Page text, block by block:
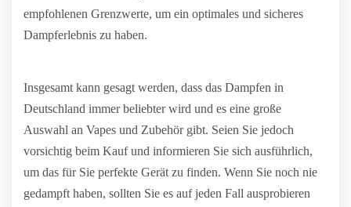
empfohlenen Grenzwerte, um ein optimales und sicheres
Dampferlebnis zu haben.
Insgesamt kann gesagt werden, dass das Dampfen in
Deutschland immer beliebter wird und es eine große
Auswahl an Vapes und Zubehör gibt. Seien Sie jedoch
vorsichtig beim Kauf und informieren Sie sich ausführlich,
um das für Sie perfekte Gerät zu finden. Wenn Sie noch nie
gedampft haben, sollten Sie es auf jeden Fall ausprobieren